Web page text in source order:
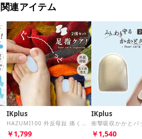
関連アイテム
IKplus
HAZUMI100 外反母趾 痛くないパンプス グッズ【返品不可商品】（ホワイト）
￥1,799
IKplus
￥1,540